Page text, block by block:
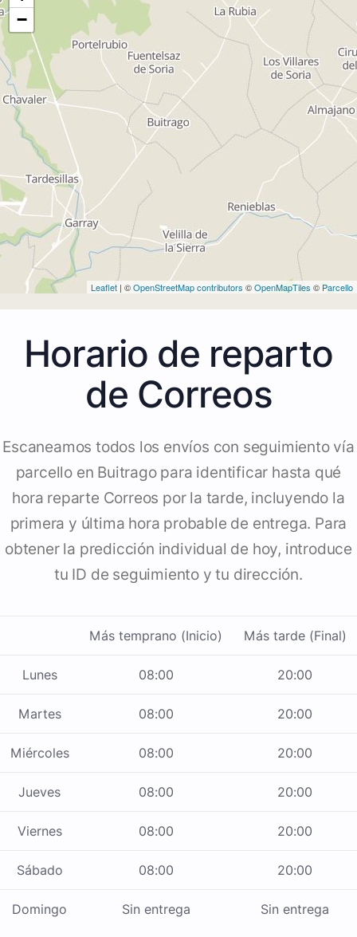
−
Leaflet | ©OpenStreetMap contributors ©OpenMapTiles © Parcello
Horario de reparto
de Correos
Escaneamos todos los envíos con seguimiento vía
parcello en Buitrago para identificar hasta qué
hora reparte Correos por la tarde, incluyendo la
primera y última hora probable de entrega. Para
obtener la predicción individual de hoy, introduce
tu ID de seguimiento y tu dirección.
Más temprano (Inicio) Más tarde (Final)
Lunes 08:00 20:00
Martes 08:00 20:00
Miércoles 08:00 20:00
Jueves 08:00 20:00
Viernes 08:00 20:00
Sábado 08:00 20:00
Domingo Sin entrega Sin entrega